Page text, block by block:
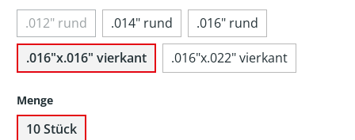
.012" rund .014" rund
.016" rund
.016"x.016" vierkant
.016"x.022" vierkant
Menge
10 Stück